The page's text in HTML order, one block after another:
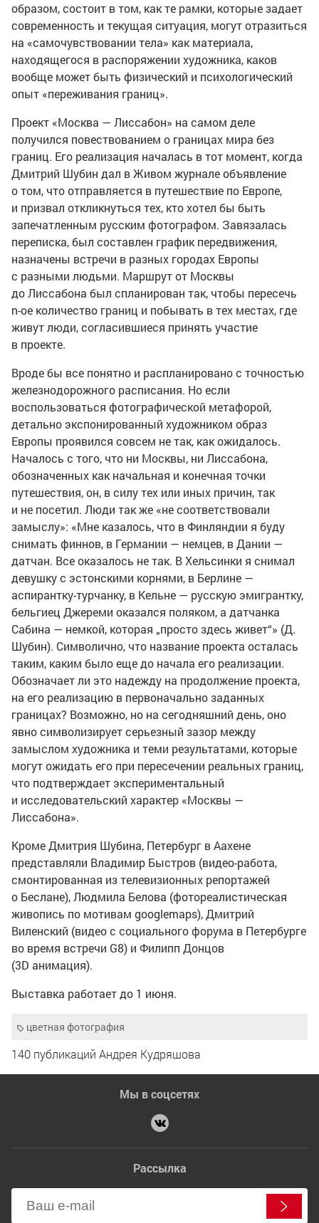
образом, состоит в том, как те рамки, которые задает
современность и текущая ситуация, могут отразиться
на «самочувствовании тела» как материала,
находящегося в распоряжении художника, каков
вообще может быть физический и психологический
опыт «переживания границ».
Проект «Москва — Лиссабон» на самом деле
получился повествованием о границах мира без
границ. Его реализация началась в тот момент, когда
Дмитрий Шубин дал в Живом журнале объявление
о том, что отправляется в путешествие по Европе,
и призвал откликнуться тех, кто хотел бы быть
запечатленным русским фотографом. Завязалась
переписка, был составлен график передвижения,
назначены встречи в разных городах Европы
с разными людьми. Маршрут от Москвы
до Лиссабона был спланирован так, чтобы пересечь
n-ое количество границ и побывать в тех местах, где
живут люди, согласившиеся принять участие
в проекте.
Вроде бы все понятно и распланировано с точностью
железнодорожного расписания. Но если
воспользоваться фотографической метафорой,
детально экспонированный художником образ
Европы проявился совсем не так, как ожидалось.
Началось с того, что ни Москвы, ни Лиссабона,
обозначенных как начальная и конечная точки
путешествия, он, в силу тех или иных причин, так
и не посетил. Люди так же «не соответствовали
замыслу»: «Мне казалось, что в Финляндии я буду
снимать финнов, в Германии — немцев, в Дании —
датчан. Все оказалось не так. В Хельсинки я снимал
девушку с эстонскими корнями, в Берлине —
аспирантку-турчанку, в Кельне — русскую эмигрантку,
бельгиец Джереми оказался поляком, а датчанка
Сабина — немкой, которая „просто здесь живет“» (Д.
Шубин). Символично, что название проекта осталась
таким, каким было еще до начала его реализации.
Обозначает ли это надежду на продолжение проекта,
на его реализацию в первоначально заданных
границах? Возможно, но на сегодняшний день, оно
явно символизирует серьезный зазор между
замыслом художника и теми результатами, которые
могут ожидать его при пересечении реальных границ,
что подтверждает экспериментальный
и исследовательский характер «Москвы —
Лиссабона».
Кроме Дмитрия Шубина, Петербург в Аахене
представляли Владимир Быстров (видео-работа,
смонтированная из телевизионных репортажей
о Беслане), Людмила Белова (фотореалистическая
живопись по мотивам googlemaps), Дмитрий
Виленский (видео с социального форума в Петербурге
во время встречи G8) и Филипп Донцов
(3D анимация).
Выставка работает до 1 июня.
цветная фотография
140 публикаций Андрея Кудряшова
Мы в соцсетях
Рассылка